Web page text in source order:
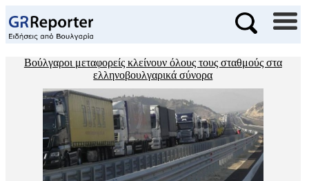
Βούλγαροι μεταφορείς κλείνουν όλους τους σταθμούς στα
ελληνοβουλγαρικά σύνορα